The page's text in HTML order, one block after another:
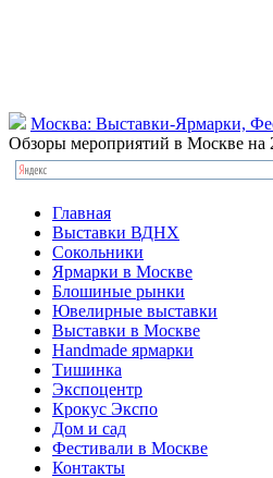
Москва: Выставки-Ярмарки,
Обзоры мероприятий в Москве на
Главная
Выставки ВДНХ
Сокольники
Ярмарки в Москве
Блошиные рынки
Ювелирные выставки
Выставки в Москве
Handmade ярмарки
Тишинка
Экспоцентр
Крокус Экспо
Дом и сад
Фестивали в Москве
Контакты